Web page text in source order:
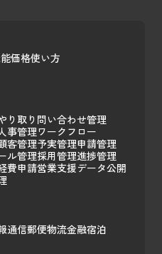
価格使い方
り取り 問い合わせ管理
事管理ワークフロー
客管理予実管理申請管理
ル管理採用管理進捗管理
費申請営業支援データ公開
通信郵便物流金融宿泊